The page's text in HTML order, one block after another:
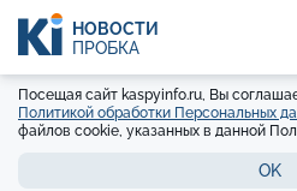
НОВОСТИ
ПРОБКА
Посещая сайт kaspyinfo.ru, Вы
Политикой обработки Персональных
файлов cookie, указанных в данной
OK